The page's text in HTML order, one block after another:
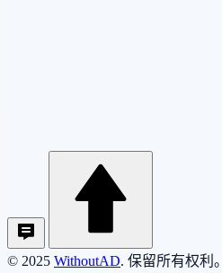
© 2025 WithoutAD. 保留所有权利。